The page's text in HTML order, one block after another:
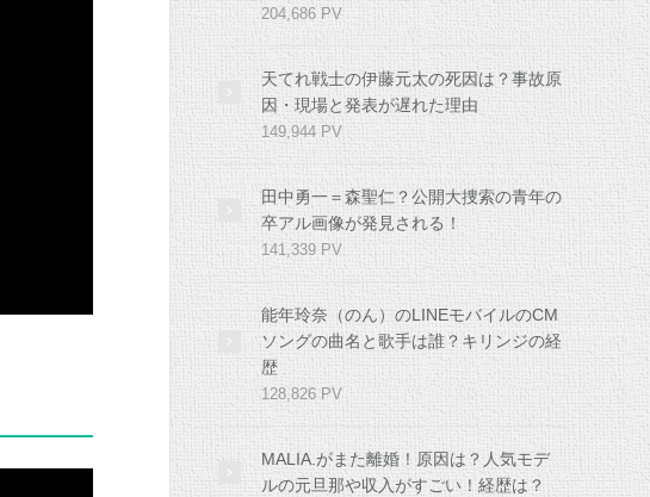
204,686 PV
天てれ戦士の伊藤元太の死因は？事故原
因・現場と発表が遅れた理由
149,944 PV
田中勇一＝森聖仁？公開大捜索の青年の
卒アル画像が発見される！
141,339 PV
能年玲奈（のん）のLINEモバイルのCM
ソングの曲名と歌手は誰？キリンジの経
歴
128,826 PV
MALIA.がまた離婚！原因は？人気モデ
ルの元旦那や収入がすごい！経歴は？